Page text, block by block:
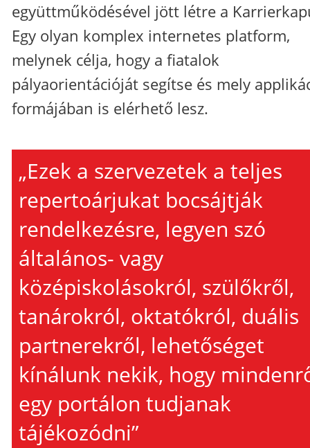
együttműködésével jött létre a
Egy olyan komplex internetes platform,
melynek célja, hogy a fiatalok
pályaorientációját segítse és mely
formájában is elérhető lesz.
„Ezek a szervezetek a teljes
repertoárjukat bocsájtják
rendelkezésre, legyen szó
általános- vagy
középiskolásokról, szülőkről,
tanárokról, oktatókról, duális
partnerekről, lehetőséget
kínálunk nekik, hogy
egy portálon tudjanak
tájékozódni”